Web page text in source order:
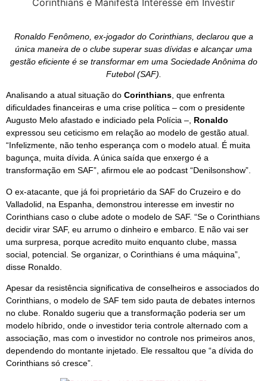
Ronaldo Fenômeno, ex-jogador do Corinthians, declarou que a
única maneira de o clube superar suas dívidas e alcançar uma
gestão eficiente é se transformar em uma Sociedade Anônima do
Futebol (SAF).
Analisando a atual situação do Corinthians , que enfrenta
dificuldades financeiras e uma crise política – com o presidente
Augusto Melo afastado e indiciado pela Polícia –, Ronaldo
expressou seu ceticismo em relação ao modelo de gestão atual.
“Infelizmente, não tenho esperança com o modelo atual. É muita
bagunça, muita dívida. A única saída que enxergo é a
transformação em SAF”, afirmou ele ao podcast “Denilsonshow”.
O ex-atacante, que já foi proprietário da SAF do Cruzeiro e do
Valladolid, na Espanha, demonstrou interesse em investir no
Corinthians caso o clube adote o modelo de SAF. “Se o Corinthians
decidir virar SAF, eu arrumo o dinheiro e embarco. E não vai ser
uma surpresa, porque acredito muito enquanto clube, massa
social, potencial. Se organizar, o Corinthians é uma máquina”,
disse Ronaldo.
Apesar da resistência significativa de conselheiros e associados do
Corinthians, o modelo de SAF tem sido pauta de debates internos
no clube. Ronaldo sugeriu que a transformação poderia ser um
modelo híbrido, onde o investidor teria controle alternado com a
associação, mas com o investidor no controle nos primeiros anos,
dependendo do montante injetado. Ele ressaltou que “a dívida do
Corinthians só cresce”.